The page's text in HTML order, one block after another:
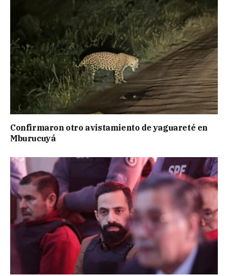
Confirmaron otro avistamiento de yaguareté en
Mburucuyá